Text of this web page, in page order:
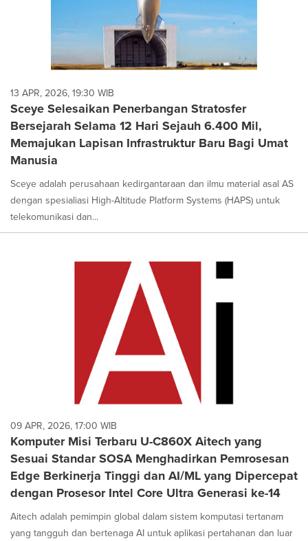
13 APR, 2026, 19:30 WIB
Sceye Selesaikan Penerbangan Stratosfer
Bersejarah Selama 12 Hari Sejauh 6.400 Mil,
Memajukan Lapisan Infrastruktur Baru Bagi Umat
Manusia
Sceye adalah perusahaan kedirgantaraan dan ilmu material asal AS
dengan spesialiasi High-Altitude Platform Systems (HAPS) untuk
telekomunikasi dan...
09 APR, 2026, 17:00 WIB
Komputer Misi Terbaru U-C860X Aitech yang
Sesuai Standar SOSA Menghadirkan Pemrosesan
Edge Berkinerja Tinggi dan AI/ML yang Dipercepat
dengan Prosesor Intel Core Ultra Generasi ke-14
Aitech adalah pemimpin global dalam sistem komputasi tertanam
yang tangguh dan bertenaga AI untuk aplikasi pertahanan dan luar